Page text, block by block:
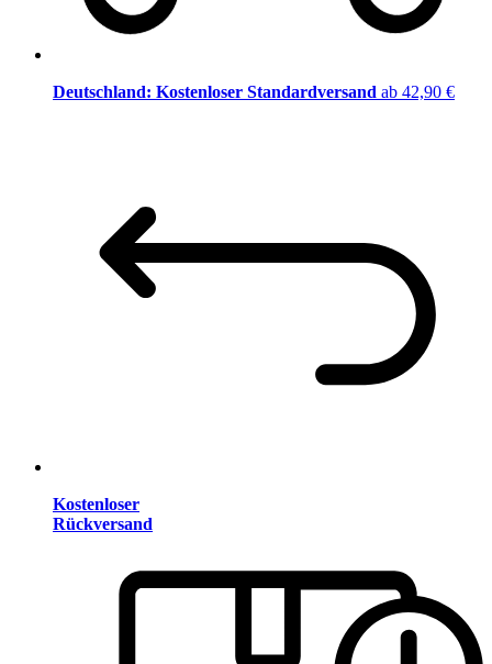
Deutschland: Kostenloser Standardversand ab 42,90 €
Kostenloser
Rückversand